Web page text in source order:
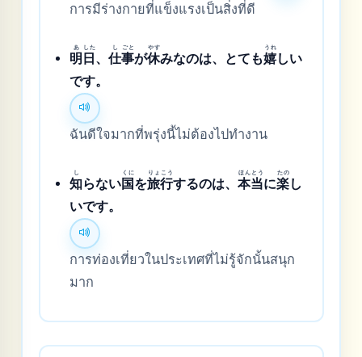
การมีร่างกายที่แข็งแรงเป็นสิ่งที่ดี
明
あ
日
した
、仕
し
事
ごと
が休
やす
みなのは、とても嬉
うれ
しい
です。
ฉันดีใจมากที่พรุ่งนี้ไม่ต้องไปทำงาน
知
し
らない国
くに
を旅
りょ
行
こう
するのは、本
ほん
当
とう
に楽
たの
し
いです。
การท่องเที่ยวในประเทศที่ไม่รู้จักนั้นสนุก
มาก